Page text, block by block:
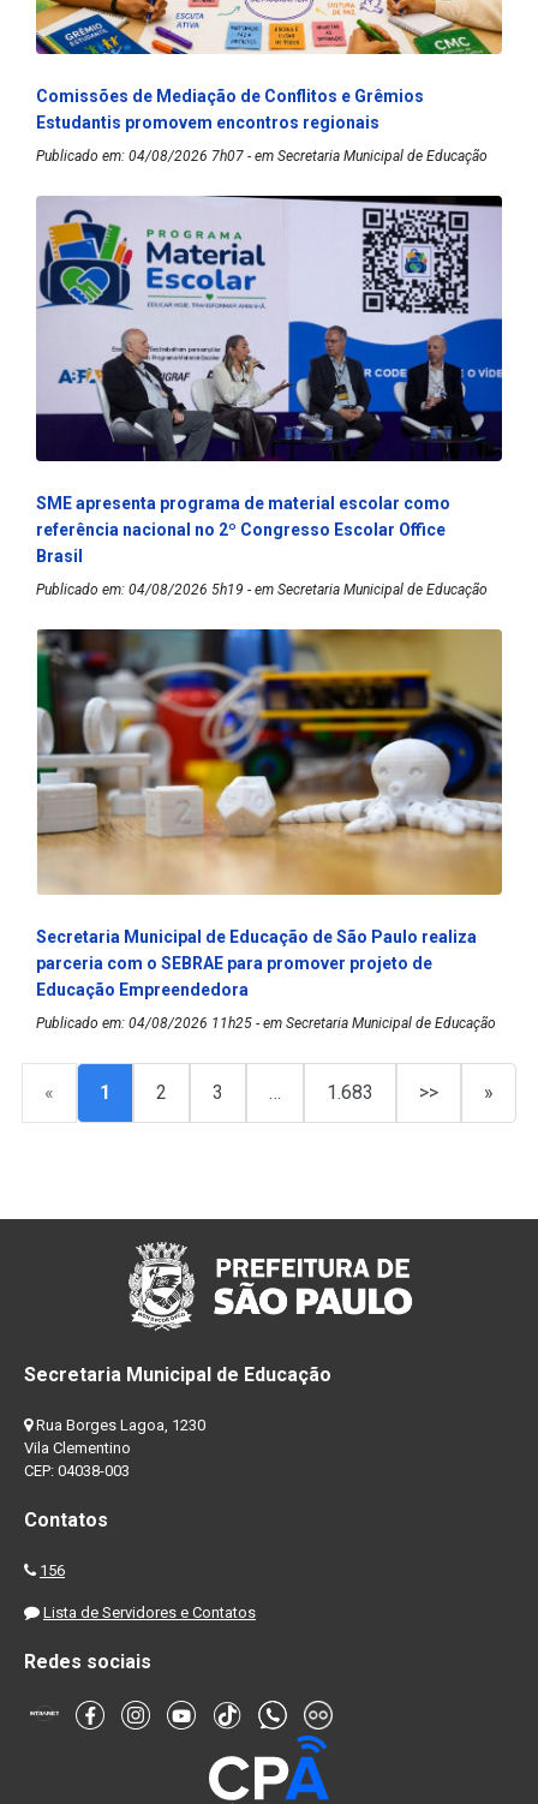
Comissões de Mediação de Conflitos e Grêmios
Estudantis promovem encontros regionais
Publicado em: 04/08/2026 7h07 - em Secretaria Municipal de Educação
SME apresenta programa de material escolar como
referência nacional no 2º Congresso Escolar Office
Brasil
Publicado em: 04/08/2026 5h19 - em Secretaria Municipal de Educação
Secretaria Municipal de Educação de São Paulo realiza
parceria com o SEBRAE para promover projeto de
Educação Empreendedora
Publicado em: 04/08/2026 11h25 - em Secretaria Municipal de Educação
« 1 2 3 … 1.683 >> »
Secretaria Municipal de Educação
Rua Borges Lagoa, 1230
Vila Clementino
CEP: 04038-003
Contatos
156
Lista de Servidores e Contatos
Redes sociais